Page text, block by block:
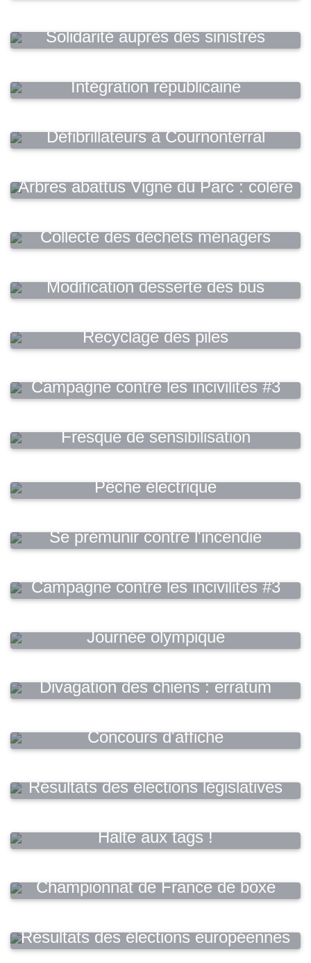
Solidarité auprès des sinistrés
Intégration républicaine
Défibrillateurs à Cournonterral
Arbres abattus Vigne du Parc : colère
et réaction de la Municipalité
Collecte des déchets ménagers
Modification desserte des bus
Recyclage des piles
Campagne contre les incivilités #3
Fresque de sensibilisation
Pêche électrique
Se prémunir contre l'incendie
Campagne contre les incivilités #3
Journée olympique
Divagation des chiens : erratum
Concours d'affiche
Résultats des élections législatives
2024
Halte aux tags !
Championnat de France de boxe
Résultats des élections européennes